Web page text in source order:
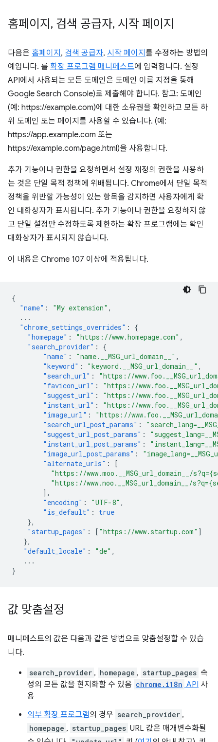
홈페이지 , 검색 공급자, 시작 페이지
다음은 홈페이지 , 검색 공급자, 시작 페이지 를 수정하는 방법의
예입니다. 를 확장 프로그램 매니페스트에 입력합니다. 설정
API에서 사용되는 모든 도메인은 도메인 이름 지정을 통해
Google Search Console)로 제출해야 합니다. 참고: 도메인
(예: https://example.com)에 대한 소유권을 확인하고 모든 하
위 도메인 또는 페이지를 사용할 수 있습니다. (예:
https://app.example.com 또는
https://example.com/page.html)을 사용합니다.
추가 기능이나 권한을 요청하면서 설정 재정의 권한을 사용하
는 것은 단일 목적 정책에 위배됩니다. Chrome에서 단일 목적
정책을 위반할 가능성이 있는 항목을 감지하면 사용자에게 확
인 대화상자가 표시됩니다. 추가 기능이나 권한을 요청하지 않
고 단일 설정만 수정하도록 제한하는 확장 프로그램에는 확인
대화상자가 표시되지 않습니다.
이 내용은 Chrome 107 이상에 적용됩니다.
{
"name" : "My extension" ,
...
"chrome_settings_overrides" :
{
"homepage" : "https://www.homepage.com" ,
"search_provider" :
{
"name" : "name.__MSG_url_domain__" ,
"keyword" : "keyword.__MSG_url_domain__" ,
"search_url" :
"https://
"favicon_url" :
"https://
"suggest_url" :
"https://
"instant_url" :
"https://
"image_url" :
"https://
"search_url_post_params" :
"suggest_url_post_params" :
"instant_url_post_params" :
"image_url_post_params" :
"alternate_urls" :
[
"https://www.moo.__MSG_url_domain__/
"https://www.noo.__MSG_url_domain__/
],
"encoding" : "UTF-8" ,
"is_default" :
true
},
"startup_pages" : [ "https://www.startup.com" ]
},
"default_locale" : "de" ,
...
}
값 맞춤설정
매니페스트의 값은 다음과 같은 방법으로 맞춤설정할 수 있습
니다.
search_provider , homepage , startup_pages 속
성의 모든 값을 현지화할 수 있음 chrome.i18n API 사
용
외부 확장 프로그램의 경우 search_provider ,
homepage , startup_pages URL 값은 매개변수화될